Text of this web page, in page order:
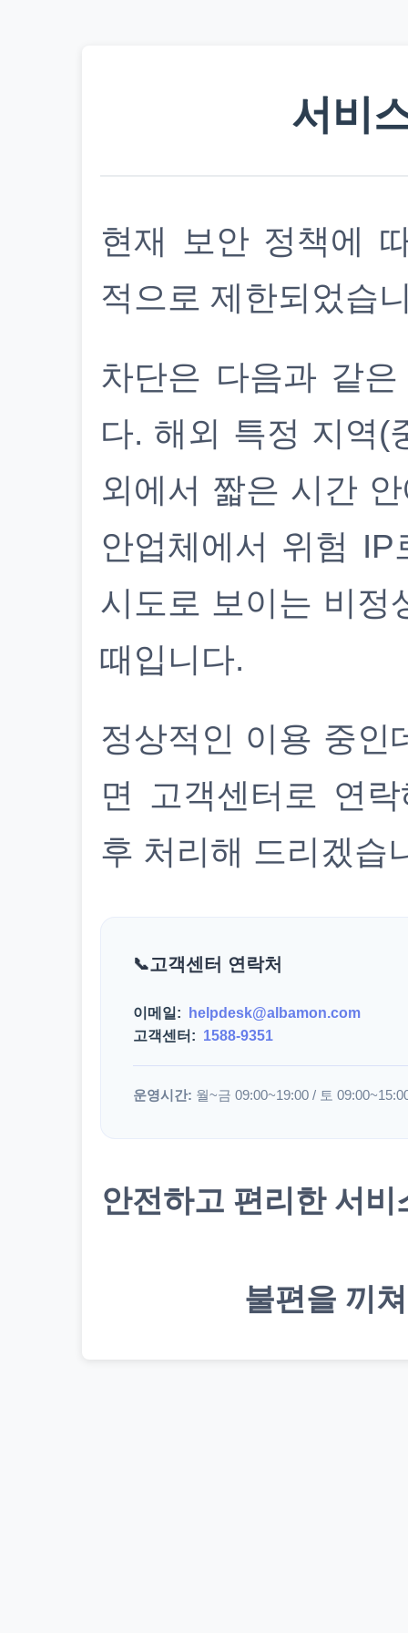
서비
현재 보안 정책에
적으로 제한되었습
차단은 다음과 같
다. 해외 특정 지역(
외에서 짧은 시간
안업체에서 위험
시도로 보이는 비정
때입니다.
정상적인 이용 중인
면 고객센터로 연
후 처리해 드리겠습
고객센터 연락처
이메일:
helpdesk@albamon.com
고객센터: 1588-9351
운영시간: 월~금 09:00~19:00 / 토
안전하고 편리한 서
불편을 끼